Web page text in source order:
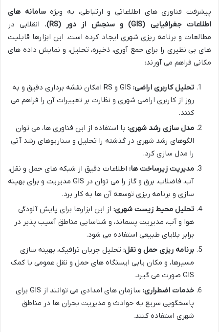
پیشرفت فناوری های اطلاعاتی و ارتباطی، به ویژهسامانه های
اطلاعات جغرافیایی (GIS) و سنجش از دور (RS)
، انقلابی در
مطالعات و برنامه ریزی شهری ایجاد کرده است. این ابزارها قابلیت
های بی نظیری را برای جمع آوری، ذخیره، تحلیل، و نمایش داده های
مکانی فراهم می آورند:
تحلیل کاربری اراضی:
GIS و RS امکان نقشه برداری دقیق و به
روز از کاربری اراضی شهری و نظارت بر تغییرات آن را فراهم می
کنند.
مدل سازی رشد شهری: با استفاده از این فناوری ها، می توان
الگوهای رشد شهری در گذشته را تحلیل و سناریوهای رشد آتی
را مدل سازی کرد.
مدیریت زیرساخت ها: اطلاعات دقیق از شبکه های حمل و نقل،
آب، فاضلاب، برق و گاز را می توان در GIS مدیریت و برای بهینه
سازی و برنامه ریزی توسعه آن ها به کار برد.
تحلیل محیط زیست شهری: از این ابزارها برای پایش آلودگی
هوا و آب، مدیریت پسماند، و شناسایی مناطق آسیب پذیر در
برابر بلایای طبیعی استفاده می شود.
برنامه ریزی حمل و نقل: تحلیل جریان ترافیک، بهینه سازی
مسیرها، و مکان یابی ایستگاه های حمل و نقل عمومی با کمک
GIS صورت می گیرد.
خدمات اضطراری:
سازمان های امدادی می توانند از GIS برای
پاسخگویی سریع به حوادث و مدیریت بحران ها در مناطق
شهری استفاده کنند.